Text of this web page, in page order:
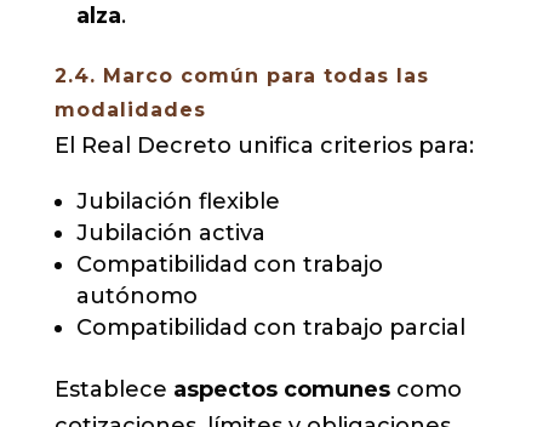
alza.
2.4. Marco común para todas las
modalidades
El Real Decreto unifica criterios para:
Jubilación flexible
Jubilación activa
Compatibilidad con trabajo
autónomo
Compatibilidad con trabajo parcial
Establece aspectos comunescomo